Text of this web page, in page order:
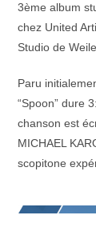
3ème album
chez United
Studio de
Paru
“Spoon” dure
chanson est
MICHAEL
scopitone